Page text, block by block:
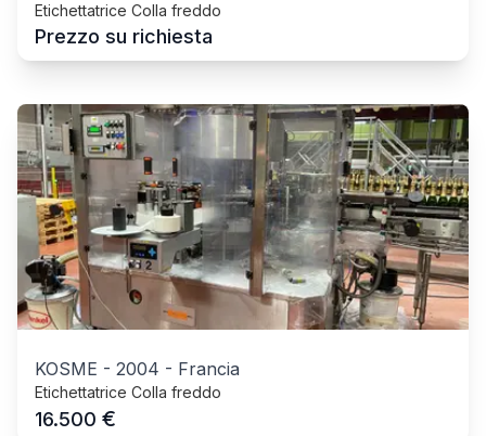
Etichettatrice Colla freddo
Prezzo su richiesta
KOSME - 2004 - Francia
Etichettatrice Colla freddo
16.500 €